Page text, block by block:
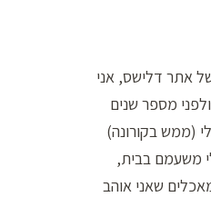
אתר דלישס, אני
מספר שנים
(ממש בקורונה)
משעמם בבית,
שאני אוהב